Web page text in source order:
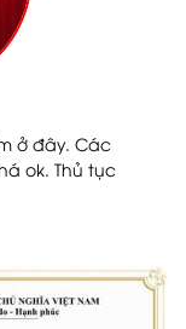
ở đây. Các
ok. Thủ tục